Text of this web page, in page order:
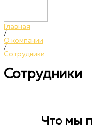
Главная
/
О компании
/
Сотрудники
Сотрудники
Что мы